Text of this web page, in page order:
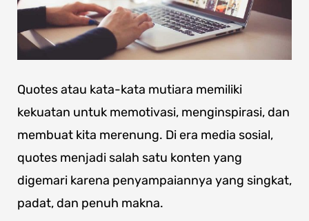
Quotes atau kata-kata mutiara memiliki
kekuatan untuk memotivasi, menginspirasi, dan
membuat kita merenung. Di era media sosial,
quotes menjadi salah satu konten yang
digemari karena penyampaiannya yang singkat,
padat, dan penuh makna.